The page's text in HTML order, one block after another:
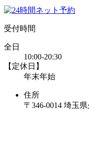
受付時間
全日
10:00-20:30
【定休日】
年末年始
住所
〒346-0014 埼玉